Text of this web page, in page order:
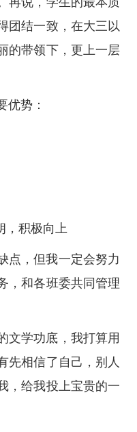
团结一致，在大三以
的带领下，更上一层
优势：
，积极向上
点，但我一定会努力
，和各班委共同管理
文学功底，我打算用
先相信了自己，别人
，给我投上宝贵的一